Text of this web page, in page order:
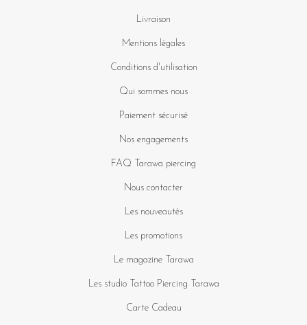
Livraison
Mentions légales
Conditions d'utilisation
Qui sommes nous
Paiement sécurisé
Nos engagements
FAQ Tarawa piercing
Nous contacter
Les nouveautés
Les promotions
Le magazine Tarawa
Les studio Tattoo Piercing Tarawa
Carte Cadeau